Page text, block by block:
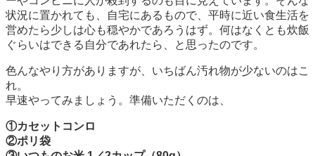
状況に置かれても、自宅にあるもので、平時に近い食生活を
営めたら少しは心も穏やかであろうはず。何はなくとも炊飯
ぐらいはできる自分であれたら、と思ったのです。
色んなやり方がありますが、いちばん汚れ物が少ないのはこ
れ。
早速やってみましょう。準備いただくのは、
①カセットコンロ
②ポリ袋